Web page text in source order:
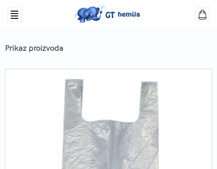
Prikaz proizvoda